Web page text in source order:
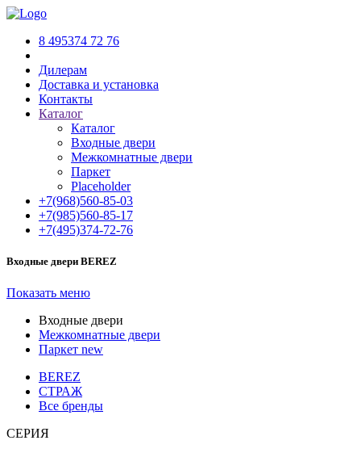
8 495374 72 76
Дилерам
Доставка и установка
Контакты
Каталог
Каталог
Входные двери
Межкомнатные двери
Паркет
Placeholder
+7(968)560-85-03
+7(985)560-85-17
+7(495)374-72-76
Входные двери BEREZ
Показать меню
Входные двери
Межкомнатные двери
Паркет new
BEREZ
СТРАЖ
Все бренды
СЕРИЯ